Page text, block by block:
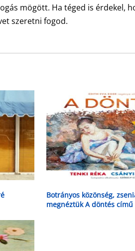
mögött. Ha téged is érdekel,
szeretni fogod.
Botrányos közönség,
megnéztük A döntés